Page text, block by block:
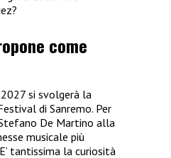
come
si svolgerà la
di Sanremo. Per
De Martino alla
musicale più
tantissima la curiosità